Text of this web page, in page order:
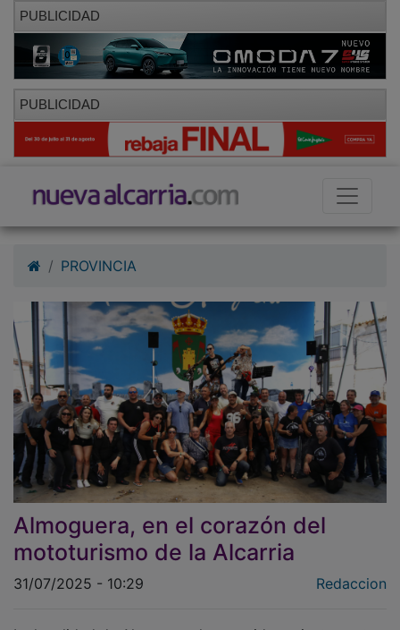
PUBLICIDAD
PUBLICIDAD
Almoguera, en el corazón del
mototurismo de la Alcarria